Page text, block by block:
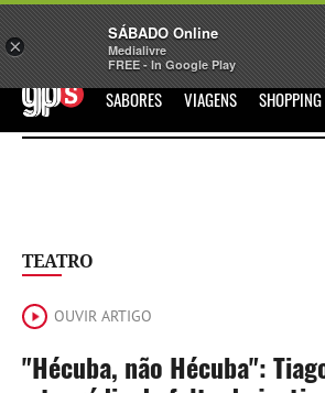
Sábado Assine
GPS SABORES VIAGENS SHOPPING
TEATRO
OUVIR ARTIGO
"Hécuba, não Hécuba":
×
SÁBADO Online
Medialivre
FREE - In Google Play